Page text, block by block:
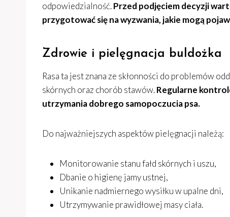
odpowiedzialność.Przed podjęciem decyzji
przygotować się na wyzwania, jakie mogą
Zdrowie i pielęgnacja buldożka
Rasa ta jest znana ze skłonności do problemów
skórnych oraz chorób stawów.Regularne
utrzymania dobrego samopoczucia psa.
Do najważniejszych aspektów pielęgnacji należą:
Monitorowanie stanu fałd skórnych i uszu,
Dbanie o higienę jamy ustnej,
Unikanie nadmiernego wysiłku w upalne dni,
Utrzymywanie prawidłowej masy ciała.